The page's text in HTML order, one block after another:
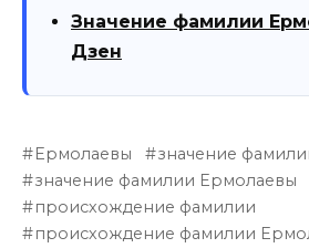
Значение фамилии
Дзен
Ермолаевы
значение
значение фамилии Ермолаевы
происхождение фамилии
происхождение фамилии